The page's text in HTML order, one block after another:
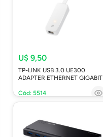
U$ 9,50
TP-LINK USB 3.0 UE300
ADAPTER ETHERNET GIGABIT
Cód: 5514